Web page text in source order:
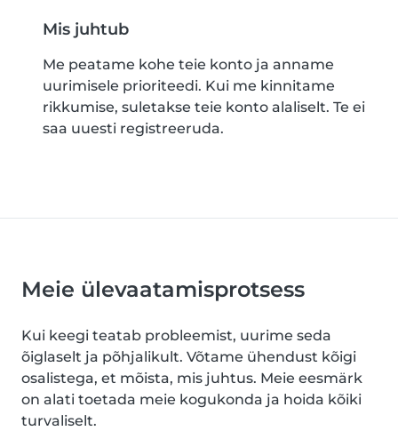
Mis juhtub
Me peatame kohe teie konto ja anname
uurimisele prioriteedi. Kui me kinnitame
rikkumise, suletakse teie konto alaliselt. Te ei
saa uuesti registreeruda.
Meie ülevaatamisprotsess
Kui keegi teatab probleemist, uurime seda
õiglaselt ja põhjalikult. Võtame ühendust kõigi
osalistega, et mõista, mis juhtus. Meie eesmärk
on alati toetada meie kogukonda ja hoida kõiki
turvaliselt.